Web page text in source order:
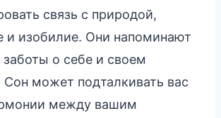
связь с природой,
и изобилие. Они напоминают
о себе и своем
может подталкивать вас
между вашим